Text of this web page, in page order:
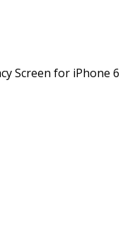
Screen for iPhone 6